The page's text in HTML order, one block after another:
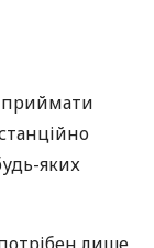
приймати
яких